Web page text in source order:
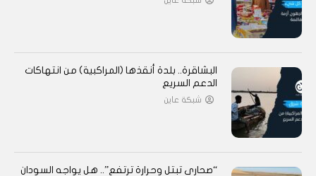
البشاقرة.. بلدة أنقذها (المراكبية) من انتهاكات
الدعم السريع
شبكة عاين
“صحارى تبتل وحرارة ترتفع”.. هل يواجه السودان